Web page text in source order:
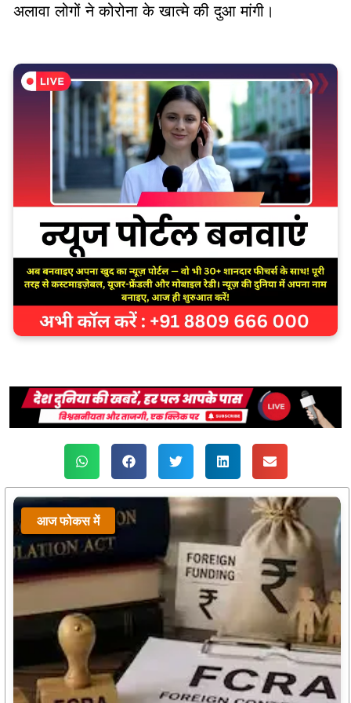
अलावा लोगों ने कोरोना के खात्मे की दुआ मांगी।
आज फोकस में